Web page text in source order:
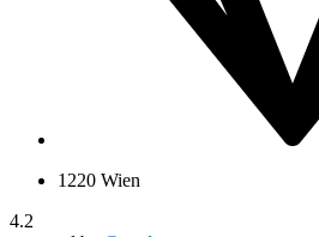
1220 Wien
4.2